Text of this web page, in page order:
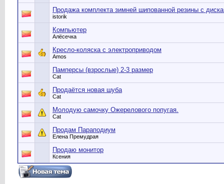
Продажа комплекта зимней шипованной резины с
istorik
Компьютер
Алёсечка
Кресло-коляска с электроприводом
Amos
Памперсы (взрослые) 2-3 размер
Cat
Продаётся новая шуба
Cat
Молодую самочку Ожерелового попугая.
Cat
Продам Параподиум
Елена Премудрая
Продаю монитор
Ксения